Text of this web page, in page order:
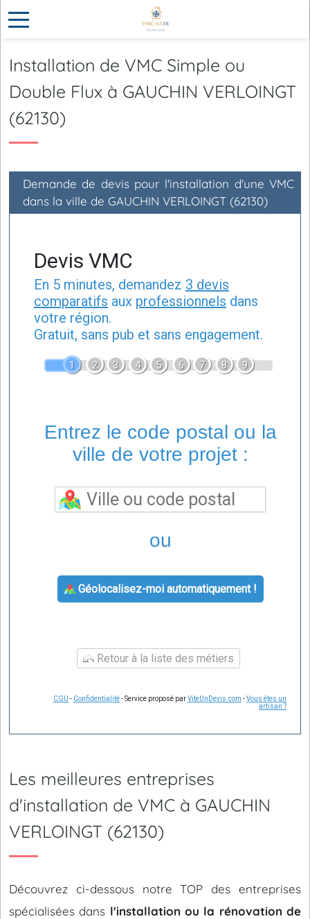
Installation de VMC Simple ou
Double Flux à GAUCHIN VERLOINGT
(62130)
Demande de devis pour l'installation d'une VMC
dans la ville de GAUCHIN VERLOINGT (62130)
Devis VMC
En 5 minutes, demandez 3 devis
comparatifs aux professionnels dans
votre région.
Gratuit, sans pub et sans engagement.
1 2 3 4 5 6 7 8 9
Entrez le code postal ou la
ville de votre projet :
ou
Géolocalisez-moi automatiquement !
Retour à la liste des métiers
CGU - Confidentialité- Service proposé parViteUnDevis.com -Vous êtes un
artisan ?
Les meilleures entreprises
d'installation de VMC à GAUCHIN
VERLOINGT (62130)
Découvrez ci-dessous notre TOP des entreprises
spécialisées dans l'installation ou la rénovation de